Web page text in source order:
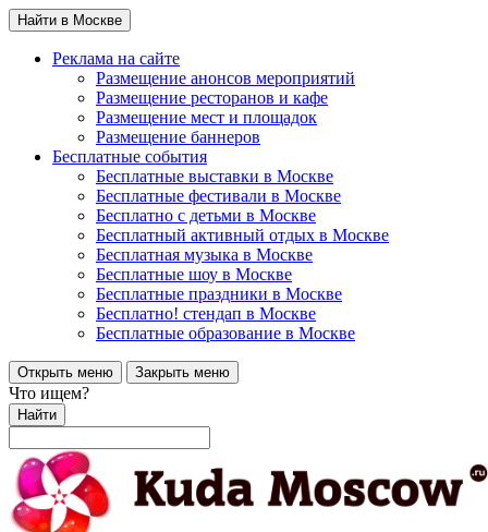
Найти в Москве
Реклама на сайте
Размещение анонсов мероприятий
Размещение ресторанов и кафе
Размещение мест и площадок
Размещение баннеров
Бесплатные события
Бесплатные выставки в Москве
Бесплатные фестивали в Москве
Бесплатно с детьми в Москве
Бесплатный активный отдых в Москве
Бесплатная музыка в Москве
Бесплатные шоу в Москве
Бесплатные праздники в Москве
Бесплатно! стендап в Москве
Бесплатные образование в Москве
Открыть меню Закрыть меню
Что ищем?
Найти